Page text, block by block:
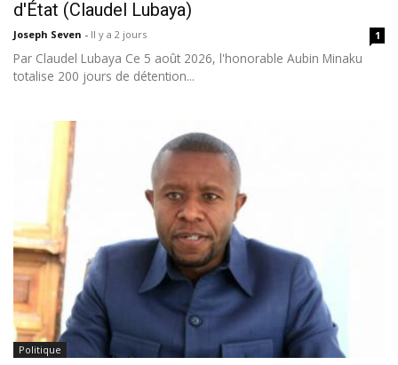
d'État (Claudel Lubaya)
Joseph Seven - Il y a 2 jours 1
Par Claudel Lubaya Ce 5 août 2026, l'honorable Aubin Minaku
totalise 200 jours de détention...
Politique